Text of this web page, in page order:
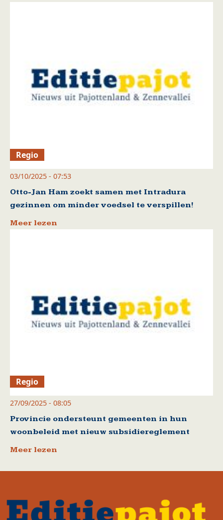
Regio
03/10/2025 - 07:53
Otto-Jan Ham zoekt samen met Intradura
gezinnen om minder voedsel te verspillen!
Meer lezen
Regio
27/09/2025 - 08:05
Provincie ondersteunt gemeenten in hun
woonbeleid met nieuw subsidiereglement
Meer lezen